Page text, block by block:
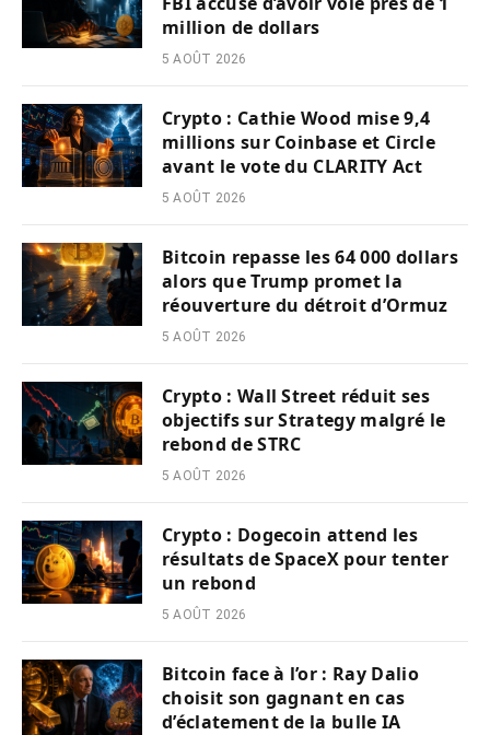
million de dollars
5 AOÛT 2026
Crypto : Cathie Wood mise 9,4
millions sur Coinbase et Circle
avant le vote du CLARITY Act
5 AOÛT 2026
Bitcoin repasse les 64 000 dollars
alors que Trump promet la
réouverture du détroit d’Ormuz
5 AOÛT 2026
Crypto : Wall Street réduit ses
objectifs sur Strategy malgré le
rebond de STRC
5 AOÛT 2026
Crypto : Dogecoin attend les
résultats de SpaceX pour tenter
un rebond
5 AOÛT 2026
Bitcoin face à l’or : Ray Dalio
choisit son gagnant en cas
d’éclatement de la bulle IA